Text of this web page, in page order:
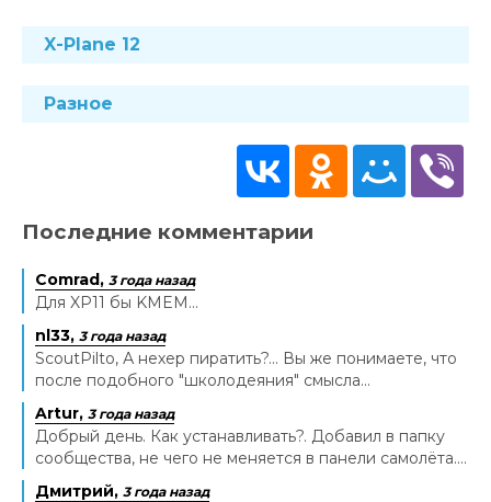
X-Plane 12
Разное
Последние комментарии
Comrad, 3 года назад
Для XP11 бы KMEM...
nl33, 3 года назад
ScoutPilto, А нехер пиратить?... Вы же понимаете, что
после подобного "школодеяния" смысла...
Artur, 3 года назад
Добрый день. Как устанавливать?. Добавил в папку
сообщества, не чего не меняется в панели самолёта....
Дмитрий, 3 года назад